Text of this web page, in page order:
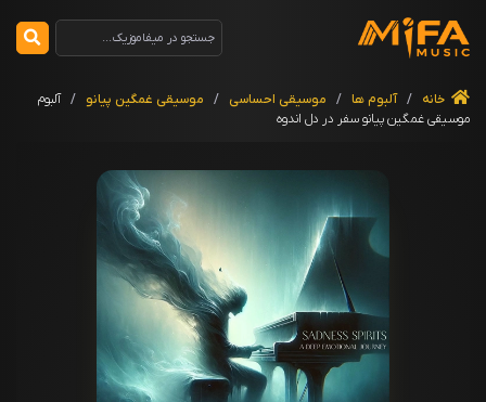
خانه / آلبوم ها / موسیقی احساسی / موسیقی غمگین پیانو / آلبوم
موسیقی غمگین پیانو سفر در دل اندوه